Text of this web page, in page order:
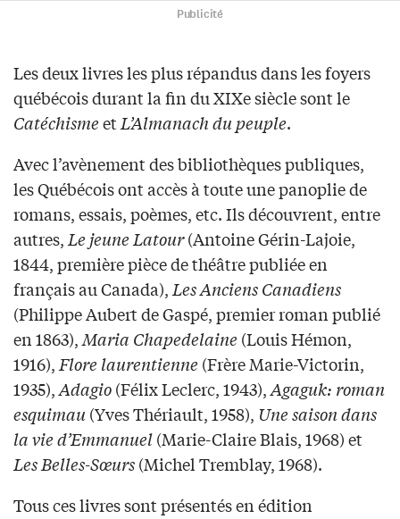
Publicité
Les deux livres les plus répandus dans les foyers
québécois durant la fin du XIXe siècle sont le
CatéchismeetL’Almanach du peuple.
Avec l’avènement des bibliothèques publiques,
les Québécois ont accès à toute une panoplie de
romans, essais, poèmes, etc. Ils découvrent, entre
autres,Le jeune Latour(Antoine Gérin-Lajoie,
1844, première pièce de théâtre publiée en
français au Canada),Les Anciens Canadiens
(Philippe Aubert de Gaspé, premier roman publié
en 1863),Maria Chapedelaine (Louis Hémon,
1916),Flore laurentienne (Frère Marie-Victorin,
1935),Adagio(Félix Leclerc, 1943),Agaguk: roman
esquimau(Yves Thériault, 1958), Une saison dans
la vie d’Emmanuel(Marie-Claire Blais, 1968) et
Les Belles-Sœurs(Michel Tremblay, 1968).
Tous ces livres sont présentés en édition